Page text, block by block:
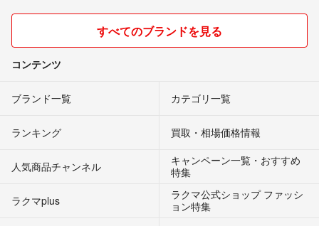
すべてのブランドを見る
コンテンツ
ブランド一覧 カテゴリ一覧
ランキング 買取・相場価格情報
人気商品チャンネル
キャンペーン一覧・おすすめ
特集
ラクマplus
ラクマ公式ショップ ファッシ
ョン特集